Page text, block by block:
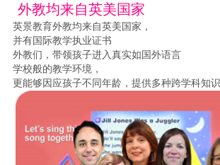
外教均来自英美国家
英景教育外教均来自英美国家，
并有国际教学执业证书
外教们，带领孩子进入真实如国外语言
学校般的教学环境，
更能够因应孩子不同年龄，提供多种跨学科知识